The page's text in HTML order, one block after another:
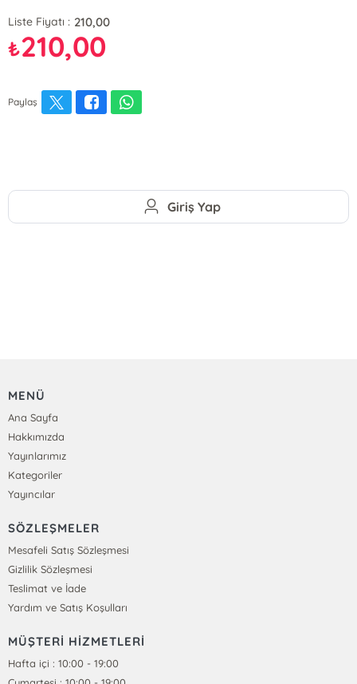
Liste Fiyatı : 210,00
₺210,00
Paylaş
Giriş Yap
MENÜ
Ana Sayfa
Hakkımızda
Yayınlarımız
Kategoriler
Yayıncılar
SÖZLEŞMELER
Mesafeli Satış Sözleşmesi
Gizlilik Sözleşmesi
Teslimat ve İade
Yardım ve Satış Koşulları
MÜŞTERİ HİZMETLERİ
Hafta içi : 10:00 - 19:00